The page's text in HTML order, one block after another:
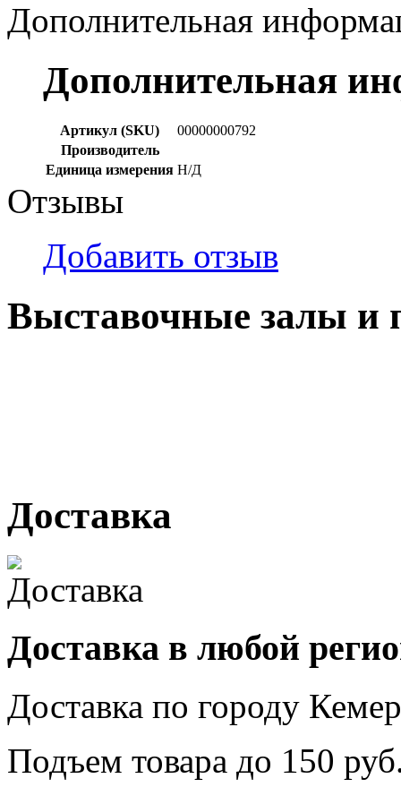
Дополнительная
Дополнительная
Артикул (SKU)
00000000792
Производитель
Единица измерения Н/Д
Отзывы
Добавить отзыв
Выставочные залы и
Доставка
Доставка в любой
Доставка по городу
Подъем товара до 150